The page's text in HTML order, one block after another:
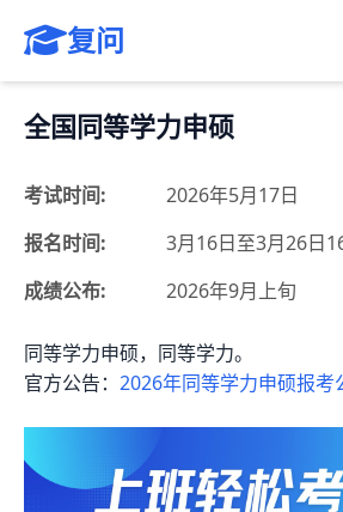
复问
全国同等学力申硕
考试时间:
2026年5月17日
报名时间:
3月16日至3月26日
成绩公布:
2026年9月上旬
同等学力申硕，同等学力。
官方公告： 2026年同等学力申硕报考